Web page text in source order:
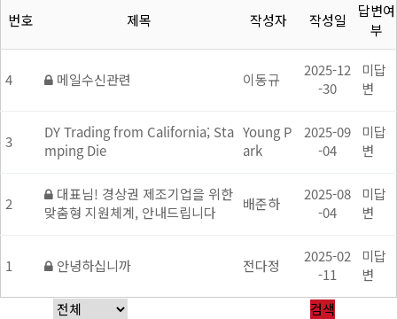
번호 제목 작성자 작성일
답변여
부
4 메일수신관련 이동규
2025-12
-30
미답
변
3
DY Trading from California; Sta
mping Die
Young P
ark
2025-09
-04
미답
변
2
대표님! 경상권 제조기업을 위한
맞춤형 지원체계, 안내드립니다
배준하
2025-08
-04
미답
변
1 안녕하십니까 전다정
2025-02
-11
미답
변
검색